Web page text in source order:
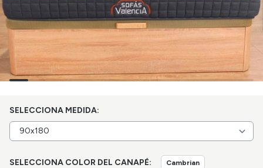
SELECCIONA MEDIDA:
SELECCIONA COLOR DEL CANAPÉ: Cambrian